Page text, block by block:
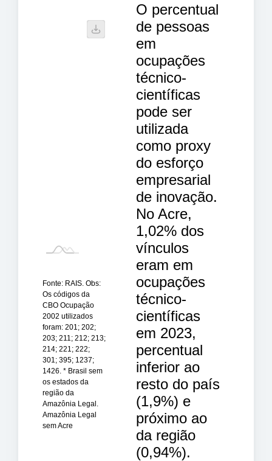
Fonte: RAIS. Obs:
Os códigos da
CBO Ocupação
2002 utilizados
foram: 201; 202;
203; 211; 212; 213;
214; 221; 222;
301; 395; 1237;
1426. * Brasil sem
os estados da
região da
Amazônia Legal.
Amazônia Legal
sem Acre
O percentual
de pessoas
em
ocupações
técnico-
científicas
pode ser
utilizada
como proxy
do esforço
empresarial
de inovação.
No Acre,
1,02% dos
vínculos
eram em
ocupações
técnico-
científicas
em 2023,
percentual
inferior ao
resto do país
(1,9%) e
próximo ao
da região
(0,94%).